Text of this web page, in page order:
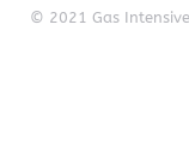
© 2021 Gas